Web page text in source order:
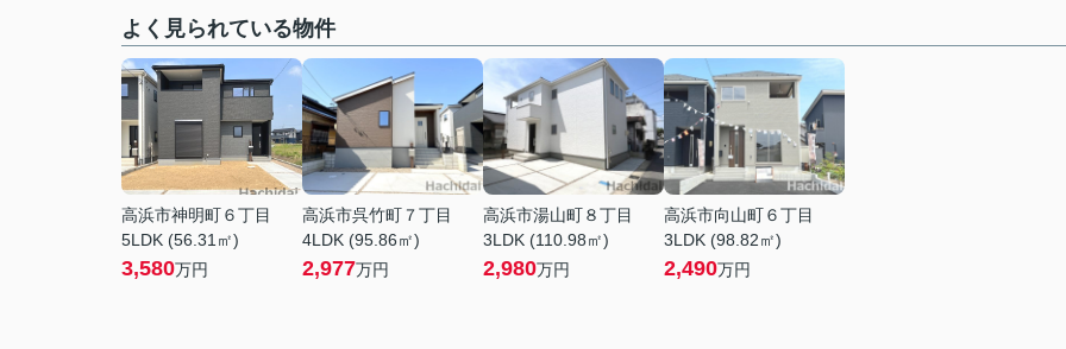
よく見られている物件
高浜市神明町６丁目
5LDK (56.31㎡)
3,580万円
高浜市呉竹町７丁目
4LDK (95.86㎡)
2,977万円
高浜市湯山町８丁目
3LDK (110.98㎡)
2,980万円
高浜市向山町６丁目
3LDK (98.82㎡)
2,490万円